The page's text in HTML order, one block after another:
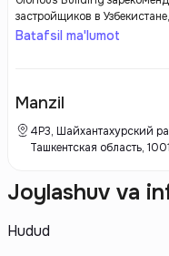
застройщиков в
строительные решения и
требованиям как местного
Batafsil ma'lumot
Manzil
4Р3, Шайхантахурский
Ташкентская область,
Joylashuv va
Hudud